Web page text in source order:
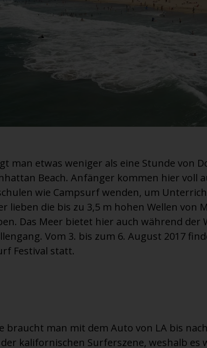
man etwas weniger als eine Stunde von
Beach. Anfänger kommen hier voll
wie Campsurf wenden, um
lieben die bis zu 3,5 m hohen Wellen von
Das Meer bietet hier auch während der
Vom 3. bis zum 6. August 2017
Festival statt.
braucht man mit dem Auto von LA bis
kalifornischen Surferszene, weshalb es